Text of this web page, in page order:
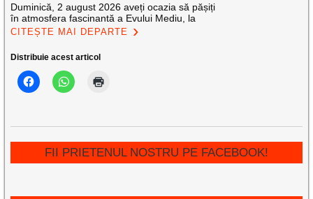
Duminică, 2 august 2026 aveți ocazia să pășiți
în atmosfera fascinantă a Evului Mediu, la
CITEȘTE MAI DEPARTE
Distribuie acest articol
FII PRIETENUL NOSTRU PE FACEBOOK!